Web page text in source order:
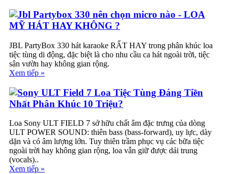
Jbl Partybox 330 nên chọn micro nào - LOA
MỸ HÁT HAY KHÔNG ?
JBL PartyBox 330 hát karaoke RẤT HAY trong phân khúc loa
tiệc tùng di động, đặc biệt là cho nhu cầu ca hát ngoài trời, tiệc
sân vườn hay không gian rộng.
Xem tiếp »
Sony ULT Field 7 Loa Tiệc Tùng Đáng Tiền
Nhất Phân Khúc 10 Triệu?
Loa Sony ULT FIELD 7 sở hữu chất âm đặc trưng của dòng
ULT POWER SOUND: thiên bass (bass-forward), uy lực, dày
dặn và có âm lượng lớn. Tuy thiên trầm phục vụ các bữa tiệc
ngoài trời hay không gian rộng, loa vẫn giữ được dải trung
(vocals)..
Xem tiếp »